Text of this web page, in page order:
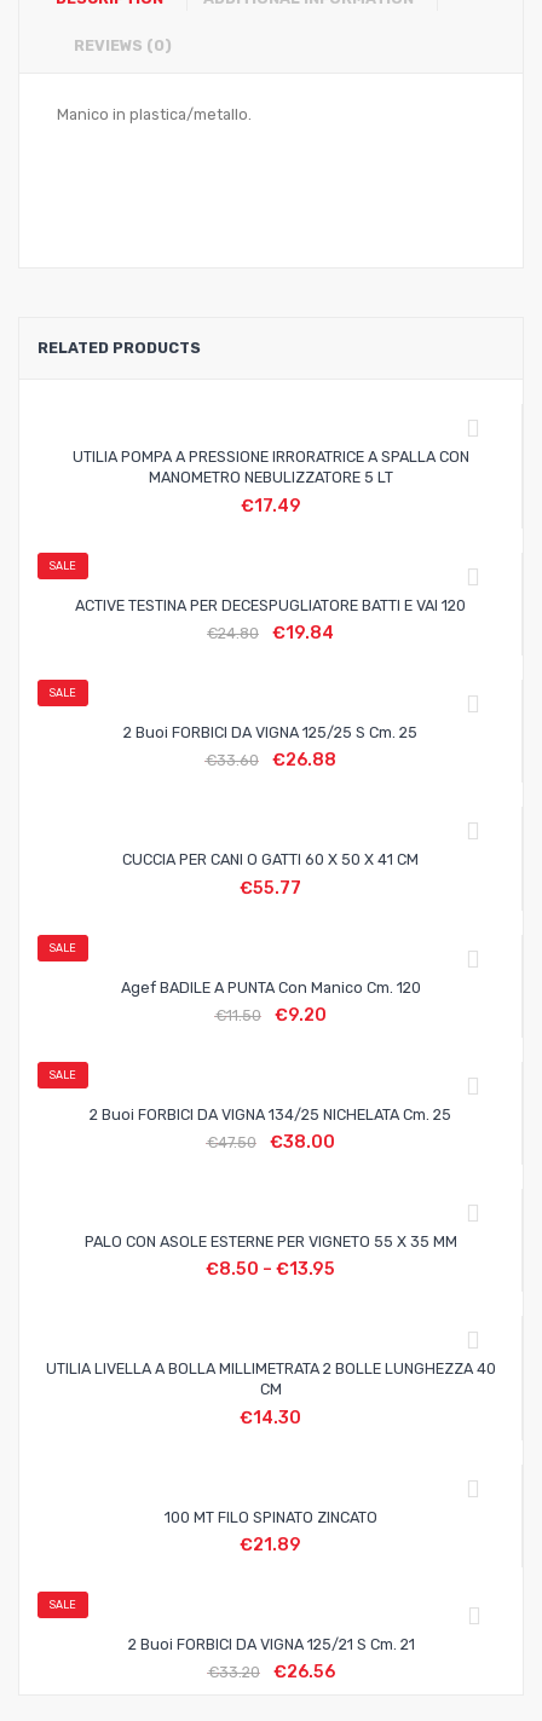
REVIEWS (0)
Manico in plastica/metallo.
RELATED PRODUCTS
UTILIA POMPA A PRESSIONE IRRORATRICE A SPALLA CON
MANOMETRO NEBULIZZATORE 5 LT
€17.49
SALE
ACTIVE TESTINA PER DECESPUGLIATORE BATTI E VAI 120
€24.80 €19.84
SALE
2 Buoi FORBICI DA VIGNA 125/25 S Cm. 25
€33.60 €26.88
CUCCIA PER CANI O GATTI 60 X 50 X 41 CM
€55.77
SALE
Agef BADILE A PUNTA Con Manico Cm. 120
€11.50 €9.20
SALE
2 Buoi FORBICI DA VIGNA 134/25 NICHELATA Cm. 25
€47.50 €38.00
PALO CON ASOLE ESTERNE PER VIGNETO 55 X 35 MM
€8.50 – €13.95
UTILIA LIVELLA A BOLLA MILLIMETRATA 2 BOLLE LUNGHEZZA 40
CM
€14.30
100 MT FILO SPINATO ZINCATO
€21.89
SALE
2 Buoi FORBICI DA VIGNA 125/21 S Cm. 21
€33.20 €26.56